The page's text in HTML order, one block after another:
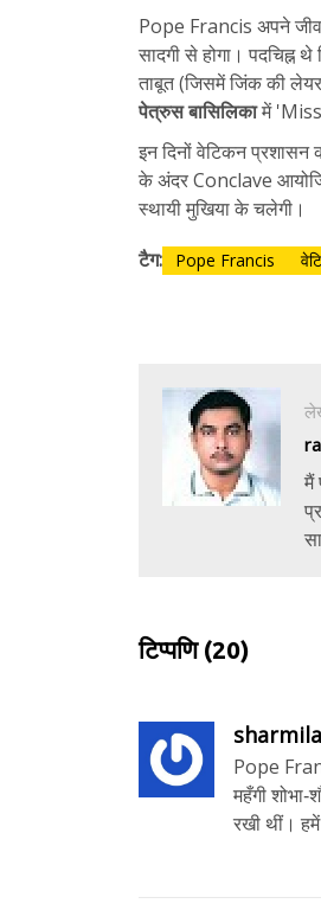
Pope Francis अपने
सादगी से होगा।
ताबूत (जिसमें जिंक की लेयर
पेत्रुस बासिलिकामें
इन दिनों वेटिकन
के अंदर Conclave
स्थायी मुखिया के चलेगी।
टैग:
Pope Francis
मैं
टिप्पणि (20)
Pope
महँगी
रखी थीं।